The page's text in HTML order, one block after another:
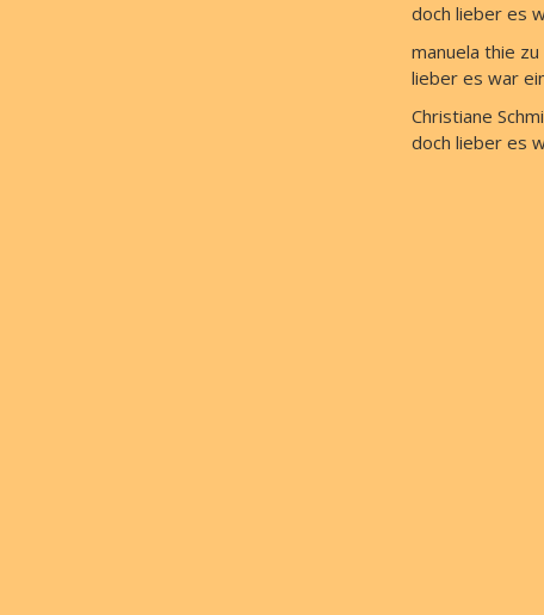
doch lieber es
manuela thie zu
lieber es war
Christiane
doch lieber es